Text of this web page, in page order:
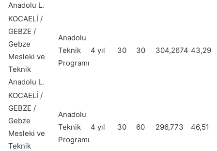
Anadolu L.
KOCAELİ /
GEBZE /
Gebze
Mesleki ve
Teknik
Anadolu L.
Anadolu
Teknik
Programı
4 yıl 30 30 304,2674 43,29
KOCAELİ /
GEBZE /
Gebze
Mesleki ve
Teknik
Anadolu
Teknik
Programı
4 yıl 30 60 296,773 46,51